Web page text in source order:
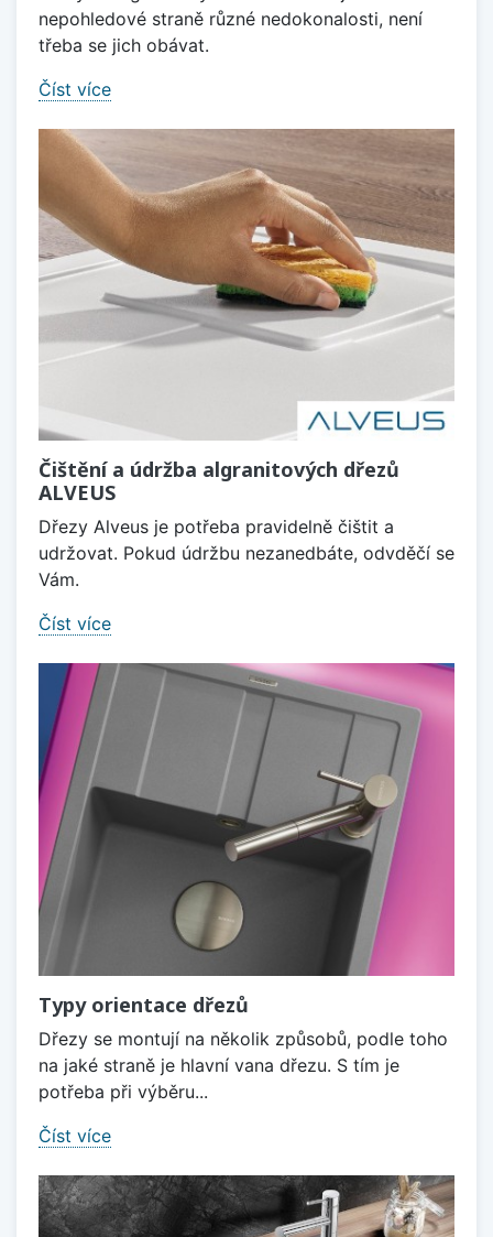
nepohledové straně různé nedokonalosti, není
třeba se jich obávat.
Číst více
Čištění a údržba algranitových dřezů
ALVEUS
Dřezy Alveus je potřeba pravidelně čištit a
udržovat. Pokud údržbu nezanedbáte, odvděčí se
Vám.
Číst více
Typy orientace dřezů
Dřezy se montují na několik způsobů, podle toho
na jaké straně je hlavní vana dřezu. S tím je
potřeba při výběru...
Číst více